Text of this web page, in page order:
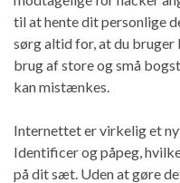
til at hente dit personlige
sørg altid for, at du bruger
brug af store og små
kan mistænkes.
Internettet er virkelig et
Identificer og påpeg,
på dit sæt. Uden at gøre